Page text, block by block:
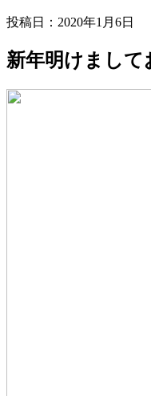
投稿日：2020年1月6日
新年明けまし